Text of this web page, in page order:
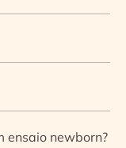
ensaio newborn?